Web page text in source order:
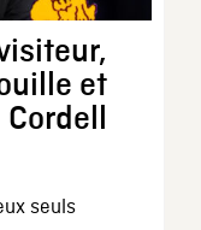
et
seuls